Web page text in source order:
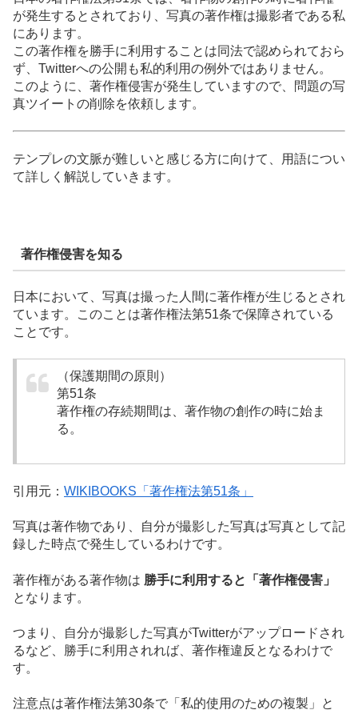
が発生するとされており、写真の著作権は撮影者である私
にあります。
この著作権を勝手に利用することは同法で認められておら
ず、Twitterへの公開も私的利用の例外ではありません。
このように、著作権侵害が発生していますので、問題の写
真ツイートの削除を依頼します。
テンプレの文脈が難しいと感じる方に向けて、用語につい
て詳しく解説していきます。
著作権侵害を知る
日本において、写真は撮った人間に著作権が生じるとされ
ています。このことは著作権法第51条で保障されている
ことです。
（保護期間の原則）
第51条
著作権の存続期間は、著作物の創作の時に始ま
る。
引用元： WIKIBOOKS「著作権法第51条」
写真は著作物であり、自分が撮影した写真は写真として記
録した時点で発生しているわけです。
著作権がある著作物は 勝手に利用すると「著作権侵害」
となります。
つまり、自分が撮影した写真がTwitterがアップロードされ
るなど、勝手に利用されれば、著作権違反となるわけで
す。
注意点は著作権法第30条で「私的使用のための複製」と